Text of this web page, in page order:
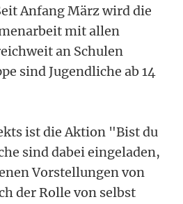
Anfang März wird die
mit allen
an Schulen
sind Jugendliche ab 14
ist die Aktion "Bist du
sind dabei eingeladen,
Vorstellungen von
der Rolle von selbst